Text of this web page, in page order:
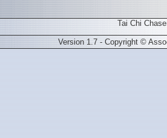
Tai Chi
Version 1.7 - Copyright ©